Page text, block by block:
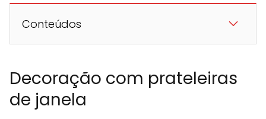
Conteúdos
Decoração com prateleiras
de janela